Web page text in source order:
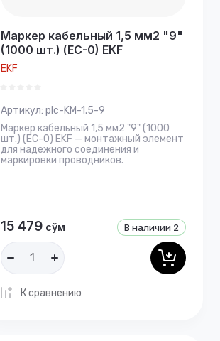
Маркер кабельный 1,5 мм2 "9"
(1000 шт.) (ЕС-0) EKF
EKF
Артикул: plc-KM-1.5-9
Маркер кабельный 1,5 мм2 "9" (1000
шт.) (ЕС-0) EKF — монтажный элемент
для надежного соединения и
маркировки проводников.
В наличии 2
15 479 сўм
К сравнению